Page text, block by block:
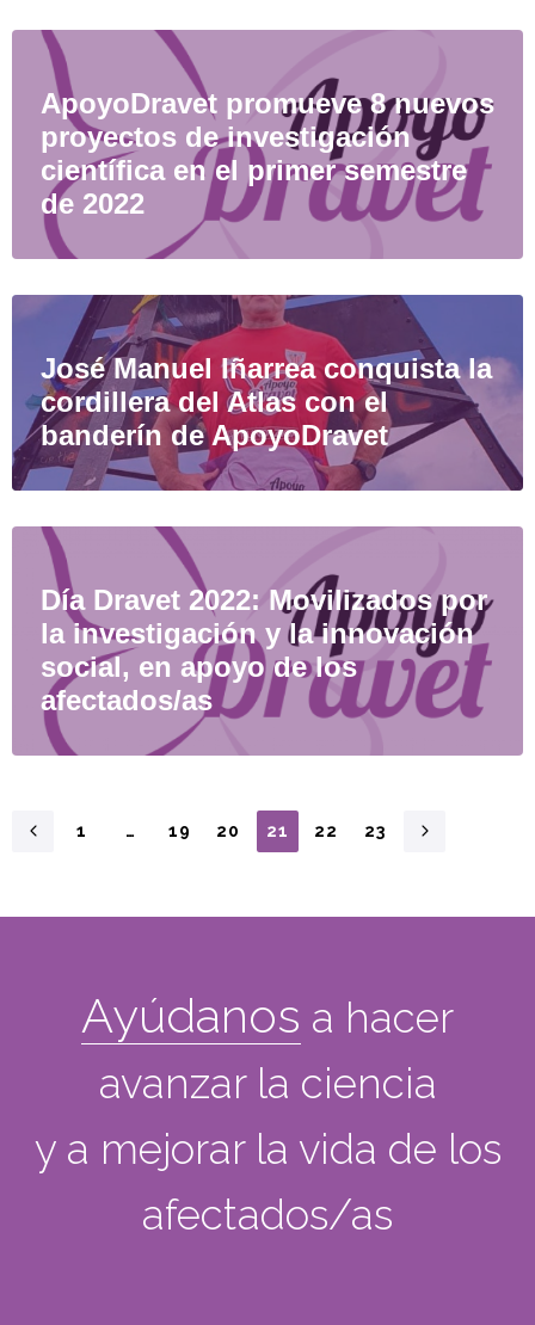
ApoyoDravet promueve 8 nuevos
proyectos de investigación
científica en el primer semestre
de 2022
José Manuel Iñarrea conquista la
cordillera del Atlas con el
banderín de ApoyoDravet
Día Dravet 2022: Movilizados por
la investigación y la innovación
social, en apoyo de los
afectados/as
1 … 19 20 21 22 23
Ayúdanos a hacer
avanzar la ciencia
y a mejorar la vida de los
afectados/as